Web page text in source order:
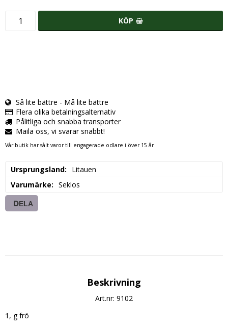
KÖP
Så lite bättre - Må lite bättre
Flera olika betalningsalternativ
Pålitliga och snabba transporter
Maila oss, vi svarar snabbt!
Vår butik har sålt varor till engagerade odlare i över 15 år
Ursprungsland
Litauen
Varumärke
Seklos
DELA
Beskrivning
Art.nr: 9102
1, g frö